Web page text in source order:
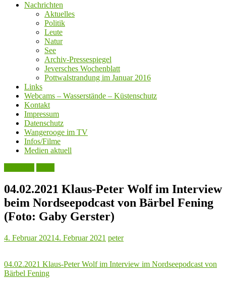
Nachrichten
Aktuelles
Politik
Leute
Natur
See
Archiv-Pressespiegel
Jeversches Wochenblatt
Pottwalstrandung im Januar 2016
Links
Webcams – Wasserstände – Küstenschutz
Kontakt
Impressum
Datenschutz
Wangerooge im TV
Infos/Filme
Medien aktuell
04.02.2021 Klaus-Peter Wolf im Interview
beim Nordseepodcast von Bärbel Fening
(Foto: Gaby Gerster)
4. Februar 20214. Februar 2021 peter
04.02.2021 Klaus-Peter Wolf im Interview im Nordseepodcast von
Bärbel Fening